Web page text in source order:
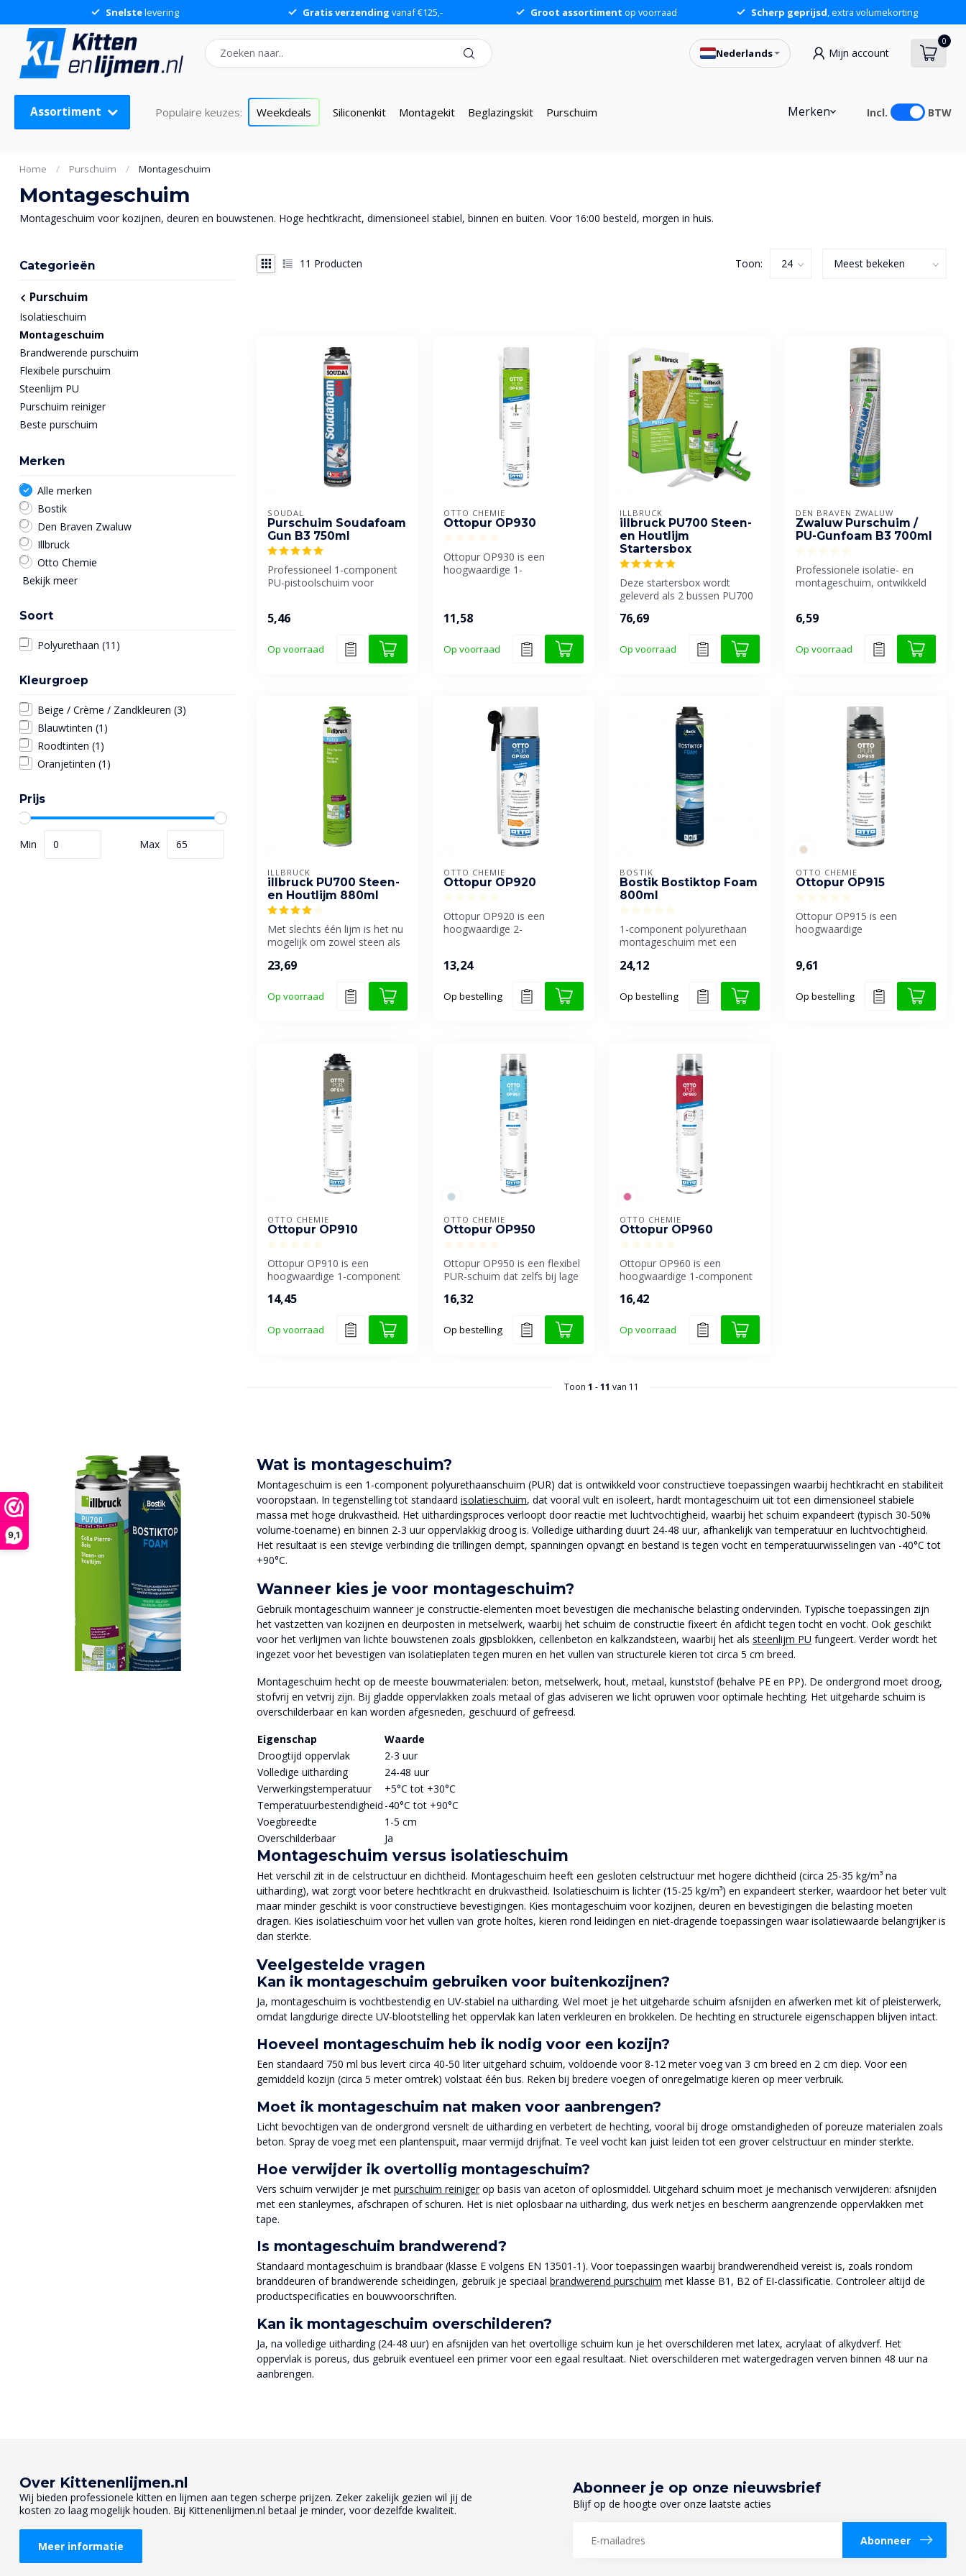
9,1
Snelstelevering Gratis verzending vanaf €125,- Groot assortiment op voorraad Scherp geprijsd, extra volumekorting
Nederlands Mijn account
0
Assortiment Populaire keuzes: Weekdeals Siliconenkit Montagekit Beglazingskit Purschuim Merken Incl. BTW
Home / Purschuim / Montageschuim
Montageschuim
Montageschuim voor kozijnen, deuren en bouwstenen. Hoge hechtkracht, dimensioneel stabiel, binnen en buiten. Voor 16:00 besteld, morgen in huis.
Categorieën
Purschuim
Isolatieschuim
Montageschuim
Brandwerende purschuim
Flexibele purschuim
Steenlijm PU
Purschuim reiniger
Beste purschuim
Merken
Alle merken
Bostik
Den Braven Zwaluw
Illbruck
Otto Chemie
Bekijk meer
Soort
Polyurethaan (11)
Kleurgroep
Beige / Crème / Zandkleuren (3)
Blauwtinten (1)
Roodtinten (1)
Oranjetinten (1)
Prijs
Min Max
11 Producten Toon:
SOUDAL
Purschuim Soudafoam
Gun B3 750ml
Professioneel 1-component
PU-pistoolschuim voor
5,46
Op voorraad
OTTO CHEMIE
Ottopur OP930
Ottopur OP930 is een
hoogwaardige 1-
11,58
Op voorraad
ILLBRUCK
illbruck PU700 Steen-
en Houtlijm
Startersbox
Deze startersbox wordt
geleverd als 2 bussen PU700
76,69
Op voorraad
DEN BRAVEN ZWALUW
Zwaluw Purschuim /
PU-Gunfoam B3 700ml
Professionele isolatie- en
montageschuim, ontwikkeld
6,59
Op voorraad
ILLBRUCK
illbruck PU700 Steen-
en Houtlijm 880ml
Met slechts één lijm is het nu
mogelijk om zowel steen als
23,69
Op voorraad
OTTO CHEMIE
Ottopur OP920
Ottopur OP920 is een
hoogwaardige 2-
13,24
Op bestelling
BOSTIK
Bostik Bostiktop Foam
800ml
1-component polyurethaan
montageschuim met een
gebru...
24,12
Op bestelling
OTTO CHEMIE
Ottopur OP915
Ottopur OP915 is een
hoogwaardige
9,61
Op bestelling
OTTO CHEMIE
Ottopur OP910
Ottopur OP910 is een
hoogwaardige 1-component
professi...
14,45
Op voorraad
OTTO CHEMIE
Ottopur OP950
Ottopur OP950 is een flexibel
PUR-schuim dat zelfs bij lage
16,32
Op bestelling
OTTO CHEMIE
Ottopur OP960
Ottopur OP960 is een
hoogwaardige 1-component
speciaal on...
16,42
Op voorraad
Toon 1 -11 van 11
Wat is montageschuim?
Montageschuim is een 1-component polyurethaanschuim (PUR) dat is ontwikkeld voor constructieve toepassingen waarbij hechtkracht en stabiliteit
vooropstaan. In tegenstelling tot standaard isolatieschuim, dat vooral vult en isoleert, hardt montageschuim uit tot een dimensioneel stabiele
massa met hoge drukvastheid. Het uithardingsproces verloopt door reactie met luchtvochtigheid, waarbij het schuim expandeert (typisch 30-50%
volume-toename) en binnen 2-3 uur oppervlakkig droog is. Volledige uitharding duurt 24-48 uur, afhankelijk van temperatuur en luchtvochtigheid.
Het resultaat is een stevige verbinding die trillingen dempt, spanningen opvangt en bestand is tegen vocht en temperatuurwisselingen van -40°C tot
+90°C.
Wanneer kies je voor montageschuim?
Gebruik montageschuim wanneer je constructie-elementen moet bevestigen die mechanische belasting ondervinden. Typische toepassingen zijn
het vastzetten van kozijnen en deurposten in metselwerk, waarbij het schuim de constructie fixeert én afdicht tegen tocht en vocht. Ook geschikt
voor het verlijmen van lichte bouwstenen zoals gipsblokken, cellenbeton en kalkzandsteen, waarbij het als steenlijm PU fungeert. Verder wordt het
ingezet voor het bevestigen van isolatieplaten tegen muren en het vullen van structurele kieren tot circa 5 cm breed.
Montageschuim hecht op de meeste bouwmaterialen: beton, metselwerk, hout, metaal, kunststof (behalve PE en PP). De ondergrond moet droog,
stofvrij en vetvrij zijn. Bij gladde oppervlakken zoals metaal of glas adviseren we licht opruwen voor optimale hechting. Het uitgeharde schuim is
overschilderbaar en kan worden afgesneden, geschuurd of gefreesd.
Eigenschap
Waarde
Droogtijd oppervlak
2-3 uur
Volledige uitharding
24-48 uur
Verwerkingstemperatuur
+5°C tot +30°C
Temperatuurbestendigheid -40°C tot +90°C
Voegbreedte
1-5 cm
Overschilderbaar
Ja
Montageschuim versus isolatieschuim
Het verschil zit in de celstructuur en dichtheid. Montageschuim heeft een gesloten celstructuur met hogere dichtheid (circa 25-35 kg/m³ na
uitharding), wat zorgt voor betere hechtkracht en drukvastheid. Isolatieschuim is lichter (15-25 kg/m³) en expandeert sterker, waardoor het beter vult
maar minder geschikt is voor constructieve bevestigingen. Kies montageschuim voor kozijnen, deuren en bevestigingen die belasting moeten
dragen. Kies isolatieschuim voor het vullen van grote holtes, kieren rond leidingen en niet-dragende toepassingen waar isolatiewaarde belangrijker is
dan sterkte.
Veelgestelde vragen
Kan ik montageschuim gebruiken voor buitenkozijnen?
Ja, montageschuim is vochtbestendig en UV-stabiel na uitharding. Wel moet je het uitgeharde schuim afsnijden en afwerken met kit of pleisterwerk,
omdat langdurige directe UV-blootstelling het oppervlak kan laten verkleuren en brokkelen. De hechting en structurele eigenschappen blijven intact.
Hoeveel montageschuim heb ik nodig voor een kozijn?
Een standaard 750 ml bus levert circa 40-50 liter uitgehard schuim, voldoende voor 8-12 meter voeg van 3 cm breed en 2 cm diep. Voor een
gemiddeld kozijn (circa 5 meter omtrek) volstaat één bus. Reken bij bredere voegen of onregelmatige kieren op meer verbruik.
Moet ik montageschuim nat maken voor aanbrengen?
Licht bevochtigen van de ondergrond versnelt de uitharding en verbetert de hechting, vooral bij droge omstandigheden of poreuze materialen zoals
beton. Spray de voeg met een plantenspuit, maar vermijd drijfnat. Te veel vocht kan juist leiden tot een grover celstructuur en minder sterkte.
Hoe verwijder ik overtollig montageschuim?
Vers schuim verwijder je met purschuim reinigerop basis van aceton of oplosmiddel. Uitgehard schuim moet je mechanisch verwijderen: afsnijden
met een stanleymes, afschrapen of schuren. Het is niet oplosbaar na uitharding, dus werk netjes en bescherm aangrenzende oppervlakken met
tape.
Is montageschuim brandwerend?
Standaard montageschuim is brandbaar (klasse E volgens EN 13501-1). Voor toepassingen waarbij brandwerendheid vereist is, zoals rondom
branddeuren of brandwerende scheidingen, gebruik je speciaal brandwerend purschuim met klasse B1, B2 of EI-classificatie. Controleer altijd de
productspecificaties en bouwvoorschriften.
Kan ik montageschuim overschilderen?
Ja, na volledige uitharding (24-48 uur) en afsnijden van het overtollige schuim kun je het overschilderen met latex, acrylaat of alkydverf. Het
oppervlak is poreus, dus gebruik eventueel een primer voor een egaal resultaat. Niet overschilderen met watergedragen verven binnen 48 uur na
aanbrengen.
Over Kittenenlijmen.nl
Wij bieden professionele kitten en lijmen aan tegen scherpe prijzen. Zeker zakelijk gezien wil jij de
kosten zo laag mogelijk houden. Bij Kittenenlijmen.nl betaal je minder, voor dezelfde kwaliteit.
Meer informatie
Abonneer je op onze nieuwsbrief
Blijf op de hoogte over onze laatste acties
Abonneer